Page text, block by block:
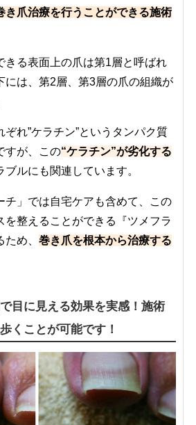
き爪治療を行うことができる施術
きる表面上の爪は第1層と呼ばれ
には、第2層、第3層の爪の組織が
ぞれ”ケラチン”というタンパク質
すが、この“ケラチン”が劣化する
ブルにも関連しています。
チ」では自宅ケアも含めて、この
を整えることができる『ツメフラ
め、 巻き爪を根本から治療する
目に見える効果を実感！施術
くことが可能です！